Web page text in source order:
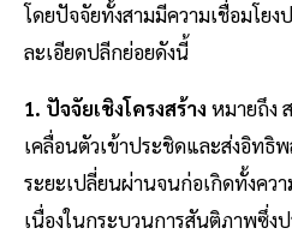
โดยปัจจัยทั้งสามมีความเชื่อมโย
ละเอียดปลีกย่อยดังนี้
1. ปัจจัยเชิงโครงสร้าง หมายถึง
เคลื่อนตัวเข้าประชิดและส่งอิทธิพ
ระยะเปลี่ยนผ่านจนก่อเกิดทั้งคว
เนื่องในกระบวนการสันติภาพซึ่